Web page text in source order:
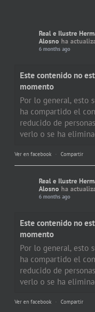
Real e Ilustre
Alosno ha
6 months ago
Este contenido no
momento
Por lo general, esto
ha compartido el
reducido de
verlo o se ha
Ver en facebook · Compartir
Real e Ilustre
Alosno ha
6 months ago
Este contenido no
momento
Por lo general, esto
ha compartido el
reducido de
verlo o se ha
Ver en facebook · Compartir